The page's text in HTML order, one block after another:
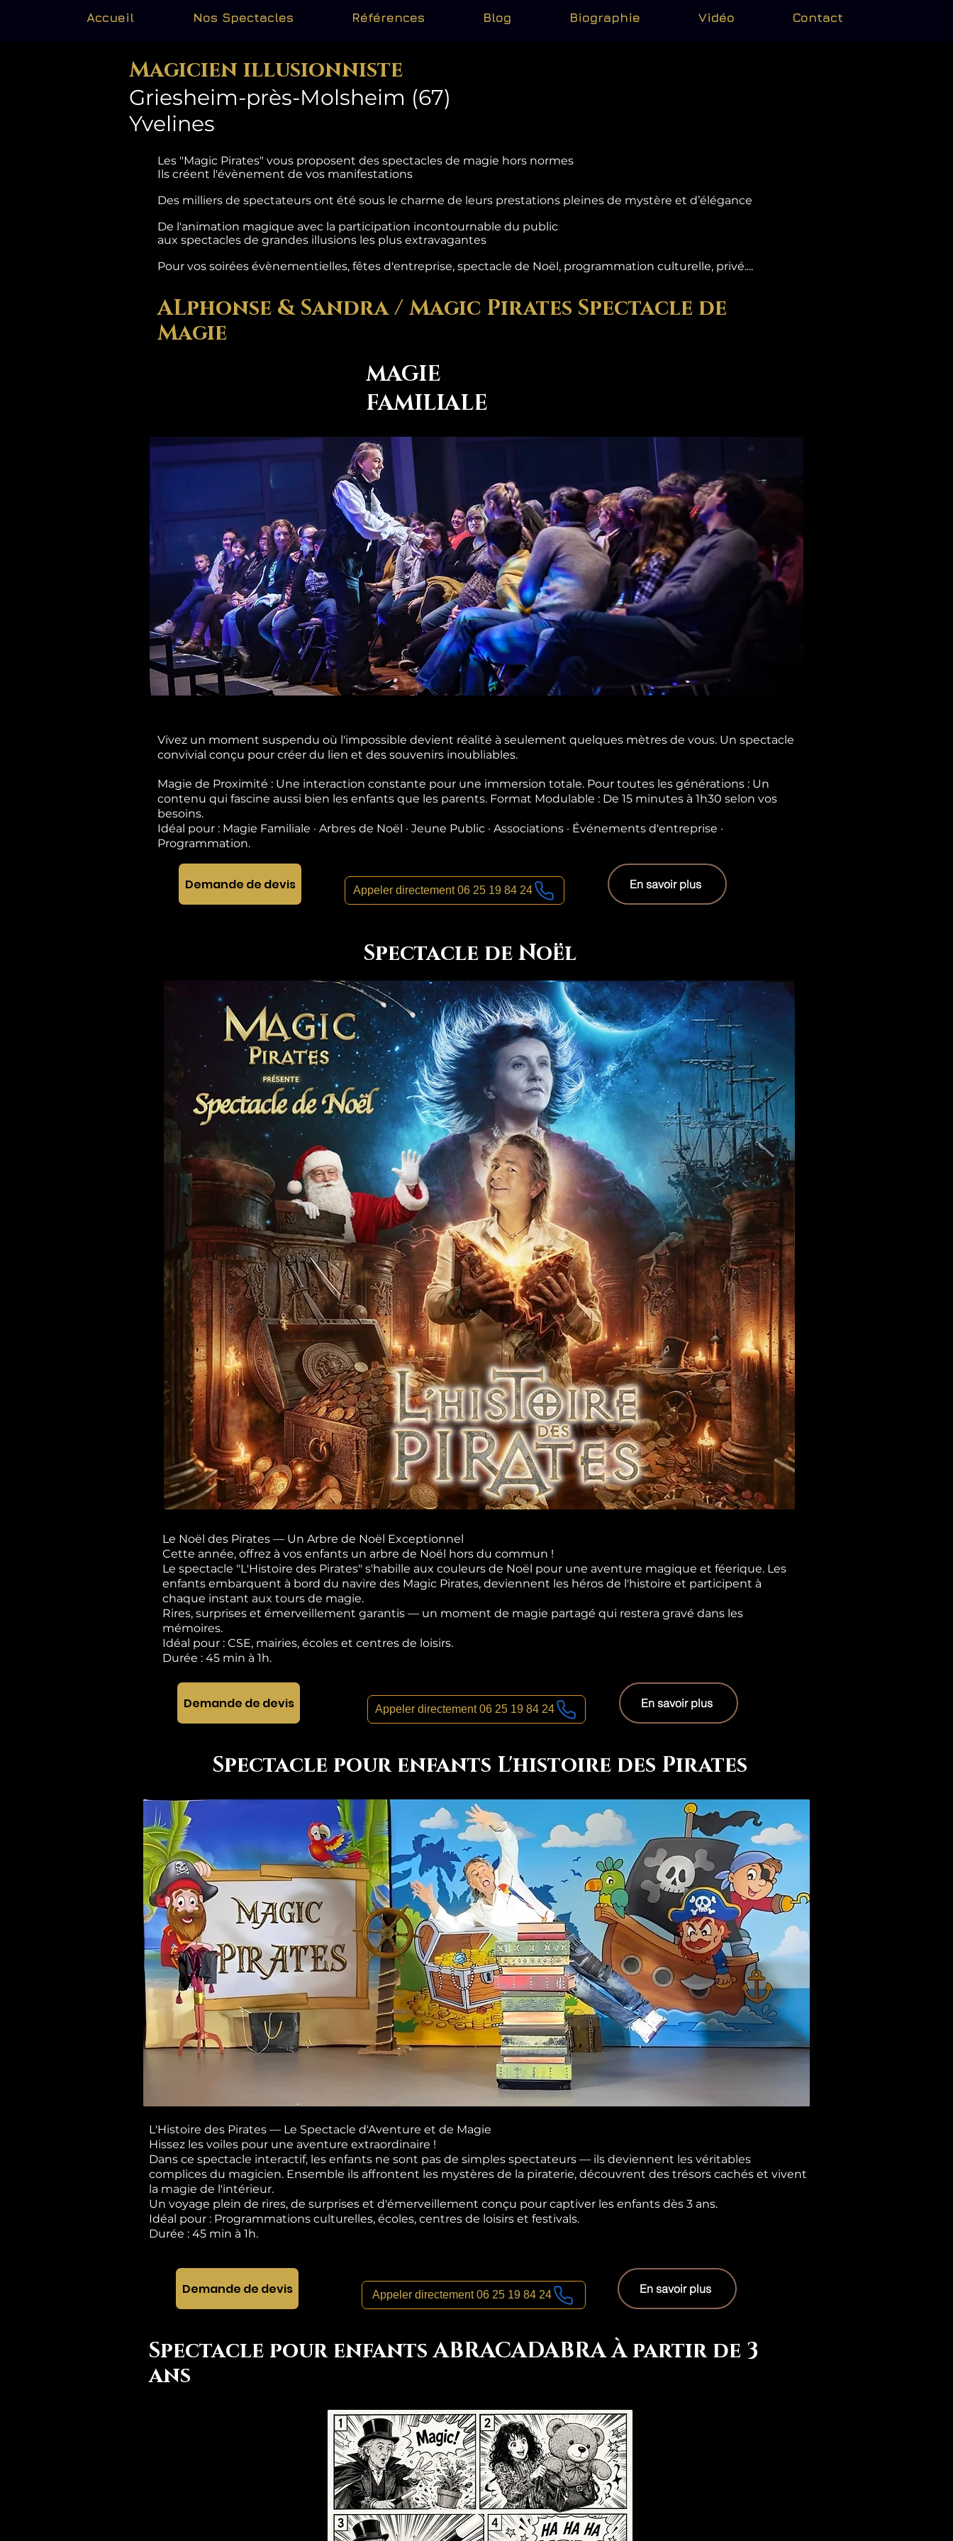
Accueil Nos Spectacles Références Blog Biographie Vidéo Contact
Magicien illusionniste
Griesheim-près-Molsheim (67)
Yvelines
Les "Magic Pirates" vous proposent des spectacles de magie hors normes
Ils créent l'évènement de vos manifestations
Des milliers de spectateurs ont été sous le charme de leurs prestations pleines de mystère et d’élégance
De l'animation magique avec la participation incontournable du public
aux spectacles de grandes illusions les plus extravagantes
Pour vos soirées évènementielles, fêtes d'entreprise, spectacle de Noël, programmation culturelle, privé....
ALphonse & Sandra / Magic Pirates Spectacle de
Magie
MAGIE
FAMILIALE
Vivez un moment suspendu où l'impossible devient réalité à seulement quelques mètres de vous. Un spectacle
convivial conçu pour créer du lien et des souvenirs inoubliables.
Magie de Proximité : Une interaction constante pour une immersion totale. Pour toutes les générations : Un
contenu qui fascine aussi bien les enfants que les parents. Format Modulable : De 15 minutes à 1h30 selon vos
besoins.
Idéal pour : Magie Familiale · Arbres de Noël · Jeune Public · Associations · Événements d'entreprise ·
Programmation.
Demande de devis Appeler directement 06 25 19 84 24 En savoir plus
Spectacle de Noël
Le Noël des Pirates — Un Arbre de Noël Exceptionnel
Cette année, offrez à vos enfants un arbre de Noël hors du commun !
Le spectacle "L'Histoire des Pirates" s'habille aux couleurs de Noël pour une aventure magique et féerique. Les
enfants embarquent à bord du navire des Magic Pirates, deviennent les héros de l'histoire et participent à
chaque instant aux tours de magie.
Rires, surprises et émerveillement garantis — un moment de magie partagé qui restera gravé dans les
mémoires.
Idéal pour : CSE, mairies, écoles et centres de loisirs.
Durée : 45 min à 1h.
Demande de devis Appeler directement 06 25 19 84 24 En savoir plus
Spectacle pour enfants L'histoire des Pirates
L'Histoire des Pirates — Le Spectacle d'Aventure et de Magie
Hissez les voiles pour une aventure extraordinaire !
Dans ce spectacle interactif, les enfants ne sont pas de simples spectateurs — ils deviennent les véritables
complices du magicien. Ensemble ils affrontent les mystères de la piraterie, découvrent des trésors cachés et vivent
la magie de l'intérieur.
Un voyage plein de rires, de surprises et d'émerveillement conçu pour captiver les enfants dès 3 ans.
Idéal pour : Programmations culturelles, écoles, centres de loisirs et festivals.
Durée : 45 min à 1h.
Demande de devis Appeler directement 06 25 19 84 24 En savoir plus
Spectacle pour enfants ABRACADABRA À partir de 3
ans